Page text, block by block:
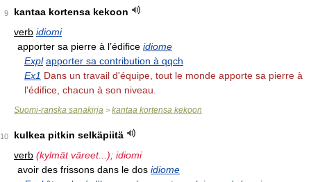
9
kantaa kortensa kekoon
verb idiomi
apporter sa pierre à l’édifice idiome
Expl apporter sa contribution à qqch
Ex1 Dans un travail d'équipe, tout le monde apporte sa pierre à
l'édifice, chacun à son niveau.
Suomi-ranska sanakirja > kantaa kortensa kekoon
10
kulkea pitkin selkäpiitä
verb (kylmät väreet...); idiomi
avoir des frissons dans le dos idiome